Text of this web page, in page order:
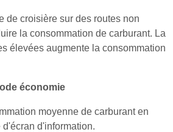
de croisière sur des routes non
la consommation de carburant. La
élevées augmente la consommation
économie
moyenne de carburant en
d'information.